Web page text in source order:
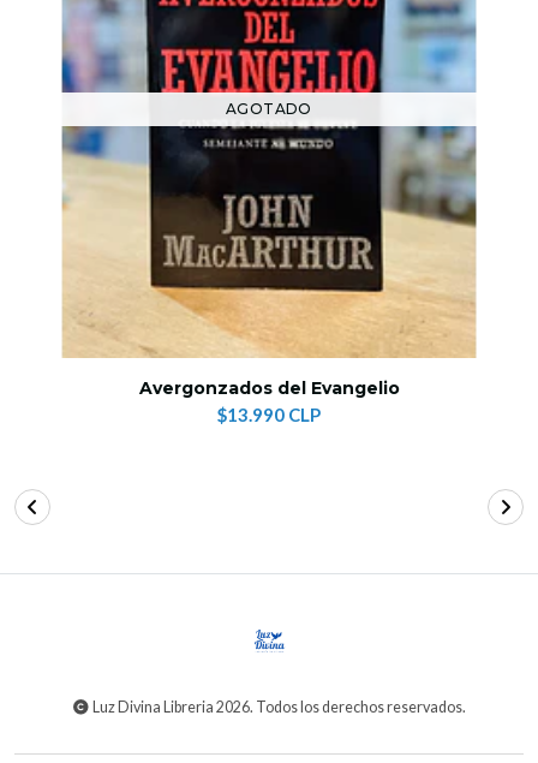
AGOTADO
Avergonzados del Evangelio
$13.990 CLP
Luz Divina Libreria 2026. Todos los derechos reservados.